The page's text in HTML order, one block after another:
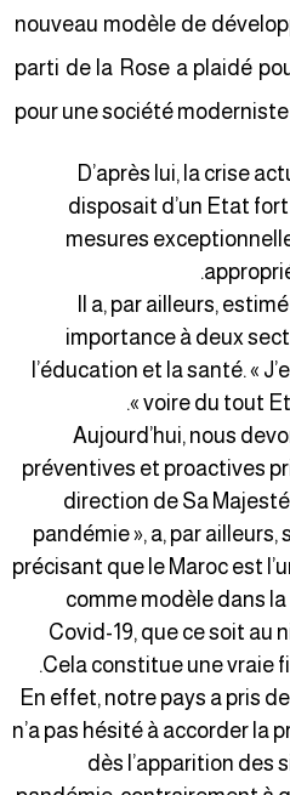
nouveau modèle de
parti de la Rose a plaidé
pour une société
D’après lui, la crise
disposait d’un Etat
mesures
Il a, par ailleurs,
importance à deux
l’éducation et la santé. «
voire du tout
« Aujourd’hui, nous
préventives et proactives
direction de Sa
pandémie », a, par
précisant que le Maroc est
comme modèle dans
Covid-19, que ce soit au
Cela constitue une vraie
En effet, notre pays a pris
n’a pas hésité à accorder la
dès l’apparition des